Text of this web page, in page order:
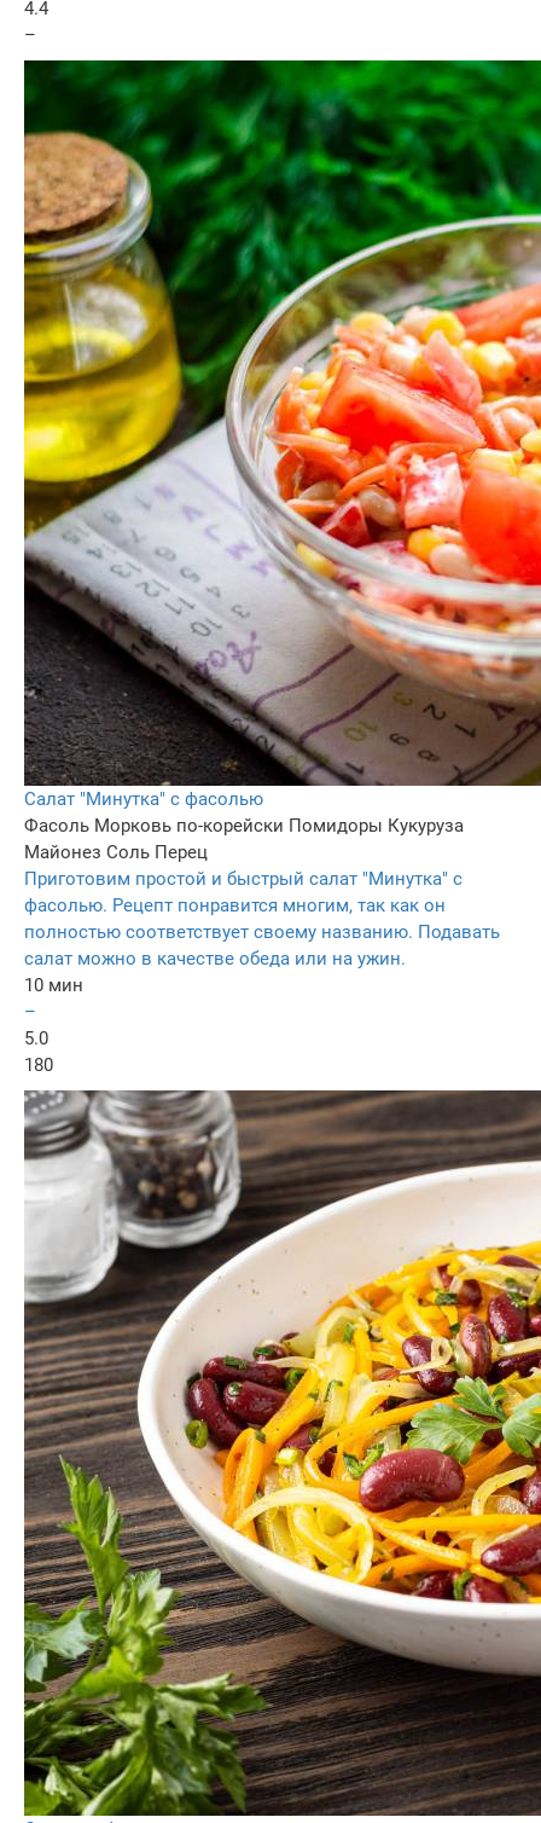
4.4
–
Cалат "Минутка" с фасолью
Фасоль Морковь по-корейски Помидоры Кукуруза
Майонез Соль Перец
Приготовим простой и быстрый салат "Минутка" с
фасолью. Рецепт понравится многим, так как он
полностью соответствует своему названию. Подавать
салат можно в качестве обеда или на ужин.
10 мин
–
5.0
180